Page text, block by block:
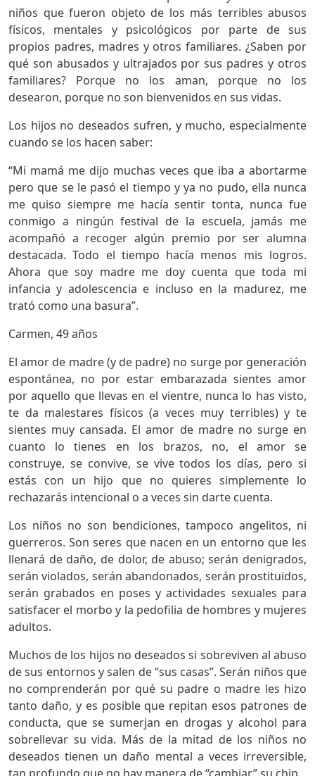
niños que fueron objeto de los más terribles abusos
físicos, mentales y psicológicos por parte de sus
propios padres, madres y otros familiares. ¿Saben por
qué son abusados y ultrajados por sus padres y otros
familiares? Porque no los aman, porque no los
desearon, porque no son bienvenidos en sus vidas.
Los hijos no deseados sufren, y mucho, especialmente
cuando se los hacen saber:
“Mi mamá me dijo muchas veces que iba a abortarme
pero que se le pasó el tiempo y ya no pudo, ella nunca
me quiso siempre me hacía sentir tonta, nunca fue
conmigo a ningún festival de la escuela, jamás me
acompañó a recoger algún premio por ser alumna
destacada. Todo el tiempo hacía menos mis logros.
Ahora que soy madre me doy cuenta que toda mi
infancia y adolescencia e incluso en la madurez, me
trató como una basura”.
Carmen, 49 años
El amor de madre (y de padre) no surge por generación
espontánea, no por estar embarazada sientes amor
por aquello que llevas en el vientre, nunca lo has visto,
te da malestares físicos (a veces muy terribles) y te
sientes muy cansada. El amor de madre no surge en
cuanto lo tienes en los brazos, no, el amor se
construye, se convive, se vive todos los días, pero si
estás con un hijo que no quieres simplemente lo
rechazarás intencional o a veces sin darte cuenta.
Los niños no son bendiciones, tampoco angelitos, ni
guerreros. Son seres que nacen en un entorno que les
llenará de daño, de dolor, de abuso; serán denigrados,
serán violados, serán abandonados, serán prostituidos,
serán grabados en poses y actividades sexuales para
satisfacer el morbo y la pedofilia de hombres y mujeres
adultos.
Muchos de los hijos no deseados si sobreviven al abuso
de sus entornos y salen de “sus casas”. Serán niños que
no comprenderán por qué su padre o madre les hizo
tanto daño, y es posible que repitan esos patrones de
conducta, que se sumerjan en drogas y alcohol para
sobrellevar su vida. Más de la mitad de los niños no
deseados tienen un daño mental a veces irreversible,